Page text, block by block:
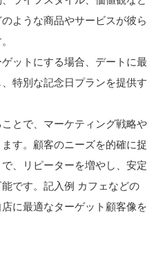
ような商品やサービスが彼ら
ットにする場合、デートに最
特別な記念日プランを提供す
とで、マーケティング戦略や
す。顧客のニーズを的確に捉
、リピーターを増やし、安定
です。記入例 カフェなどの
に最適なターゲット顧客像を